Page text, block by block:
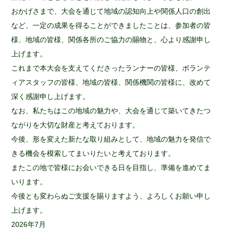
おかげさまで、大会を通じて地域の認知向上や関係人口の創出
など、一定の成果を得ることができましたことは、参加者の皆
様、地域の皆様、関係各所のご協力の賜物と、心より感謝申し
上げます。
これまで本大会を支えてくださったランナーの皆様、ボランテ
ィアスタッフの皆様、地域の皆様、関係機関の皆様に、改めて
深く感謝申し上げます。
なお、私たちはこの地域の魅力や、大会を通じて築いてきたつ
ながりを大切な財産と考えております。
今後、形を変えた新たな取り組みとして、地域の魅力を発信で
きる機会を模索してまいりたいと考えております。
またこの地で皆様にお会いできる日を目指し、準備を進めてま
いります。
今後とも変わらぬご支援を賜りますよう、よろしくお願い申し
上げます。
2026年7月